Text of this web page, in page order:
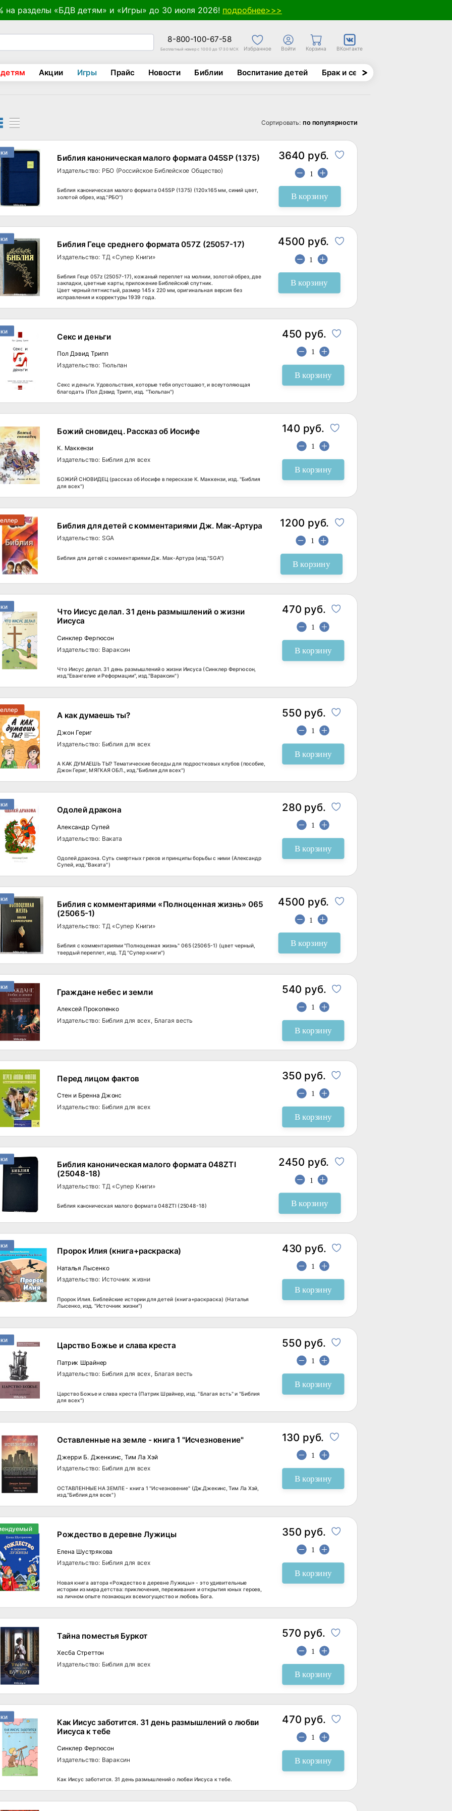
на разделы «БДВ детям» и «Игры» до 30 июля 2026! подробнее>>>
8-800-100-67-58
Бесплатный номер с 10:00 до 17:30 МСК Избранное Войти Корзина ВКонтакте
Акции Игры Прайс Новости Библии Воспитание детей Брак и семья
Сортировать: по популярности
Библия каноническая малого формата 045SP (1375)
Издательство: РБО (Российское Библейское Общество)
Библия каноническая малого формата 045SP (1375) (120х165 мм, синий цвет,
золотой обрез, изд."РБО")
3640 руб.
В корзину
Библия Геце среднего формата 057Z (25057-17)
Издательство: ТД «Супер Книги»
Библия Геце 057z (25057-17), кожаный переплет на молнии, золотой обрез, две
закладки, цветные карты, приложение Библейский спутник.
Цвет черный пятнистый, размер 145 х 220 мм, оригинальная версия без
исправления и корректуры 1939 года.
4500 руб.
В корзину
Секс и деньги
Пол Дэвид Трипп
Издательство: Тюльпан
Секс и деньги. Удовольствия, которые тебя опустошают, и всеутоляющая
благодать (Пол Дэвид Трипп, изд. "Тюльпан")
450 руб.
В корзину
Божий сновидец. Рассказ об Иосифе
К. Маккензи
Издательство: Библия для всех
БОЖИЙ СНОВИДЕЦ (рассказ об Иосифе в пересказе К. Маккензи, изд. "Библия
для всех")
140 руб.
В корзину
Библия для детей с комментариями Дж. Мак-Артура
Издательство: SGA
Библия для детей с комментариями Дж. Мак-Артура (изд."SGA")
1200 руб.
В корзину
Что Иисус делал. 31 день размышлений о жизни
Иисуса
Синклер Фергюсон
Издательство: Вараксин
Что Иисус делал. 31 день размышлений о жизни Иисуса (Синклер Фергюсон,
изд."Евангелие и Реформации", изд."Вараксин")
470 руб.
В корзину
А как думаешь ты?
Джон Гериг
Издательство: Библия для всех
А КАК ДУМАЕШЬ ТЫ? Тематические беседы для подростковых клубов (пособие,
Джон Гериг, МЯГКАЯ ОБЛ., изд."Библия для всех")
550 руб.
В корзину
Одолей дракона
Александр Супей
Издательство: Ваката
Одолей дракона. Суть смертных грехов и принципы борьбы с ними (Александр
Супей, изд."Ваката")
280 руб.
В корзину
Библия с комментариями «Полноценная жизнь» 065
(25065-1)
Издательство: ТД «Супер Книги»
Библия с комментариями "Полноценная жизнь" 065 (25065-1) (цвет черный,
твердый переплет, изд. ТД "Супер книги")
4500 руб.
В корзину
Граждане небес и земли
Алексей Прокопенко
Издательство: Библия для всех, Благая весть
540 руб.
В корзину
Перед лицом фактов
Стен и Бренна Джонс
Издательство: Библия для всех
350 руб.
В корзину
Библия каноническая малого формата 048ZTI
(25048-18)
Издательство: ТД «Супер Книги»
Библия каноническая малого формата 048ZTI (25048-18)
2450 руб.
В корзину
Пророк Илия (книга+раскраска)
Наталья Лысенко
Издательство: Источник жизни
Пророк Илия. Библейские истории для детей (книга+раскраска) (Наталья
Лысенко, изд. "Источник жизни")
430 руб.
В корзину
Царство Божье и слава креста
Патрик Шрайнер
Издательство: Библия для всех, Благая весть
Царство Божье и слава креста (Патрик Шрайнер, изд. "Благая всть" и "Библия
для всех")
550 руб.
В корзину
Оставленные на земле - книга 1 "Исчезновение"
Джерри Б. Дженкинс, Тим Ла Хэй
Издательство: Библия для всех
ОСТАВЛЕННЫЕ НА ЗЕМЛЕ - книга 1 "Исчезновение" (Дж.Джекинс, Тим Ла Хэй,
изд."Библия для всех")
130 руб.
В корзину
Рождество в деревне Лужицы
Елена Шустрякова
Издательство: Библия для всех
Новая книга автора «Рождество в деревне Лужицы» - это удивительные
истории из мира детства: приключения, переживания и открытия юных героев,
на личном опыте познающих всемогущество и любовь Бога.
350 руб.
В корзину
Тайна поместья Буркот
Хесба Стреттон
Издательство: Библия для всех
570 руб.
В корзину
Как Иисус заботится. 31 день размышлений о любви
Иисуса к тебе
Синклер Фергюсон
Издательство: Вараксин
Как Иисус заботится. 31 день размышлений о любви Иисуса к тебе.
470 руб.
В корзину